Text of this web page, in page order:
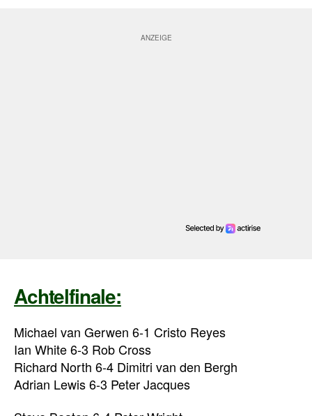
Achtelfinale:
Michael van Gerwen 6-1 Cristo Reyes
Ian White 6-3 Rob Cross
Richard North 6-4 Dimitri van den Bergh
Adrian Lewis 6-3 Peter Jacques